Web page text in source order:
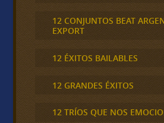
12 CONJUNTOS BEAT
EXPORT
12 ÉXITOS BAILABLES
12 GRANDES ÉXITOS
12 TRÍOS QUE NOS